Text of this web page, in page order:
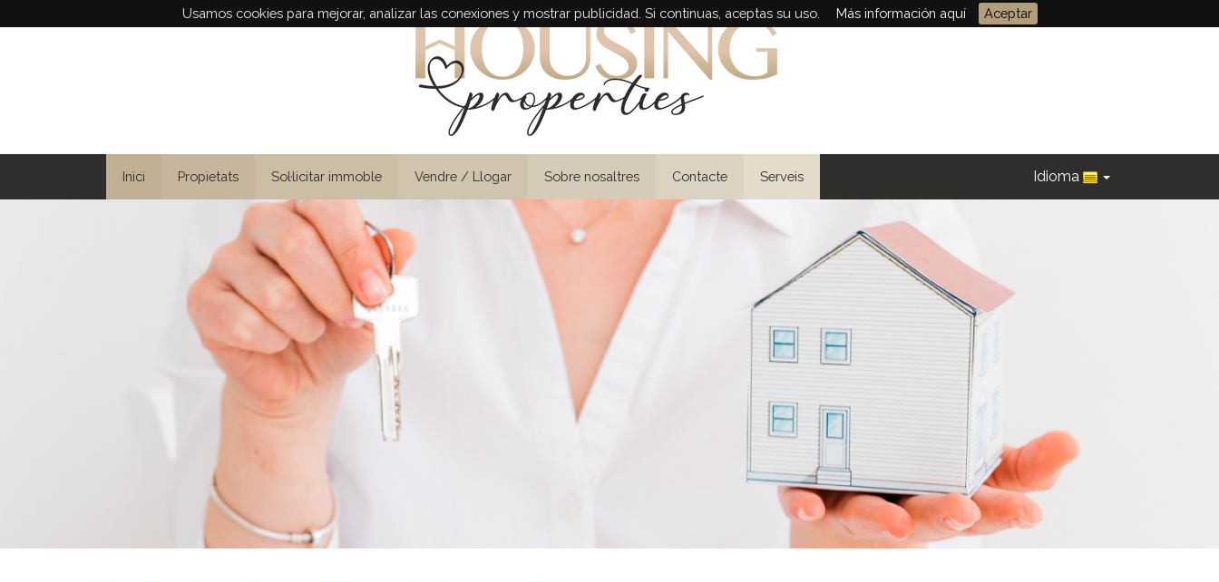
Usamos cookies para mejorar, analizar las conexiones y mostrar publicidad. Si continuas, aceptas su uso. Más información aquí Aceptar
Inici Propietats Sol·licitar immoble Vendre / Llogar Sobre nosaltres Contacte Serveis Idioma